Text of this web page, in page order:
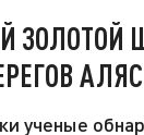
ЗОЛОТОЙ
ученые